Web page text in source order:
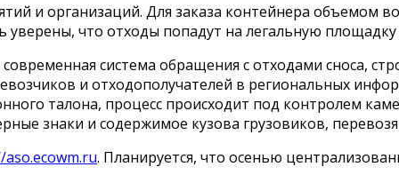
и организаций. Для заказа контейнера объемом
уверены, что отходы попадут на легальную
система обращения с отходами сноса,
и отходополучателей в региональных
талона, процесс происходит под контролем
знаки и содержимое кузова грузовиков,
. Планируется, что осенью